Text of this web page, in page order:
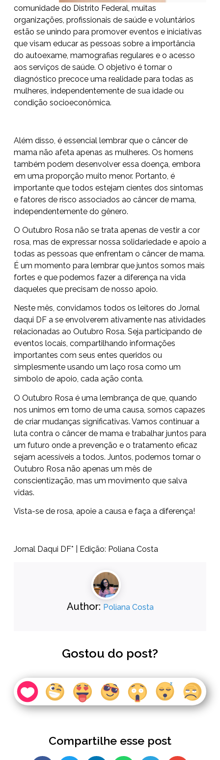
comunidade do Distrito Federal, muitas
organizações, profissionais de saúde e voluntários
estão se unindo para promover eventos e iniciativas
que visam educar as pessoas sobre a importância
do autoexame, mamografias regulares e o acesso
aos serviços de saúde. O objetivo é tornar o
diagnóstico precoce uma realidade para todas as
mulheres, independentemente de sua idade ou
condição socioeconômica.
Além disso, é essencial lembrar que o câncer de
mama não afeta apenas as mulheres. Os homens
também podem desenvolver essa doença, embora
em uma proporção muito menor. Portanto, é
importante que todos estejam cientes dos sintomas
e fatores de risco associados ao câncer de mama,
independentemente do gênero.
O Outubro Rosa não se trata apenas de vestir a cor
rosa, mas de expressar nossa solidariedade e apoio a
todas as pessoas que enfrentam o câncer de mama.
É um momento para lembrar que juntos somos mais
fortes e que podemos fazer a diferença na vida
daqueles que precisam de nosso apoio.
Neste mês, convidamos todos os leitores do Jornal
daqui DF a se envolverem ativamente nas atividades
relacionadas ao Outubro Rosa. Seja participando de
eventos locais, compartilhando informações
importantes com seus entes queridos ou
simplesmente usando um laço rosa como um
símbolo de apoio, cada ação conta.
O Outubro Rosa é uma lembrança de que, quando
nos unimos em torno de uma causa, somos capazes
de criar mudanças significativas. Vamos continuar a
luta contra o câncer de mama e trabalhar juntos para
um futuro onde a prevenção e o tratamento eficaz
sejam acessíveis a todos. Juntos, podemos tornar o
Outubro Rosa não apenas um mês de
conscientização, mas um movimento que salva
vidas.
Vista-se de rosa, apoie a causa e faça a diferença!
Jornal Daqui DF* | Edição: Poliana Costa
Author: Poliana Costa
Gostou do post?
Compartilhe esse post